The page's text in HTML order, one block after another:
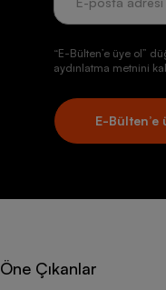
“E-Bülten’e üye ol”
aydınlatma metnini
E-Bülten’e
Öne Çıkanlar